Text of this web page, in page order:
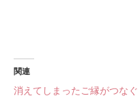
関連
消えてしまったご縁がつなぐ